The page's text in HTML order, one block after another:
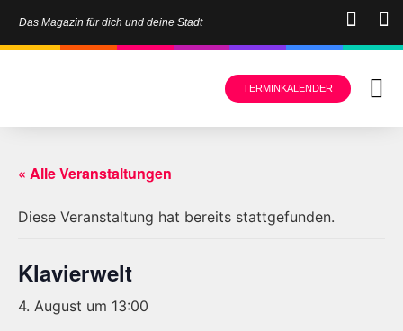
Das Magazin für dich und deine Stadt
TERMINKALENDER
« Alle Veranstaltungen
Diese Veranstaltung hat bereits stattgefunden.
Klavierwelt
4. August um 13:00